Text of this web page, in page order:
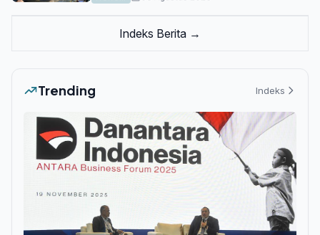
Indeks Berita →
Trending Indeks